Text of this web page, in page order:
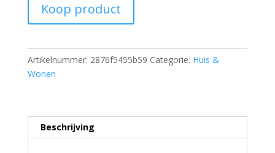
Koop product
Artikelnummer: 2876f5455b59 Categorie: Huis &
Wonen
Beschrijving